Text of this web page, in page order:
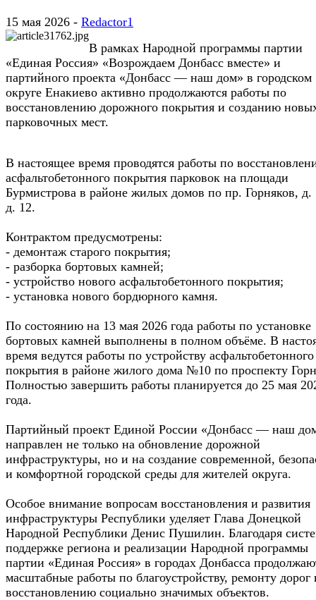
15 мая 2026 - Redactor1
В рамках Народной программы партии
«Единая Россия» «Возрождаем Донбасс вместе» и
партийного проекта «Донбасс — наш дом» в городском
округе Енакиево активно продолжаются работы по
восстановлению дорожного покрытия и созданию
парковочных мест.
В настоящее время проводятся работы по
асфальтобетонного покрытия парковок на площади
Бурмистрова в районе жилых домов по пр. Горняков, д.
д. 12.
Контрактом предусмотрены:
- демонтаж старого покрытия;
- разборка бортовых камней;
- устройство нового асфальтобетонного покрытия;
- установка нового бордюрного камня.
По состоянию на 13 мая 2026 года работы по установке
бортовых камней выполнены в полном объёме. В
время ведутся работы по устройству асфальтобетонного
покрытия в районе жилого дома №10 по проспекту
Полностью завершить работы планируется до 25 мая
года.
Партийный проект Единой России «Донбасс — наш
направлен не только на обновление дорожной
инфраструктуры, но и на создание современной,
и комфортной городской среды для жителей округа.
Особое внимание вопросам восстановления и развития
инфраструктуры Республики уделяет Глава Донецкой
Народной Республики Денис Пушилин. Благодаря
поддержке региона и реализации Народной программы
партии «Единая Россия» в городах Донбасса
масштабные работы по благоустройству, ремонту дорог
восстановлению социально значимых объектов.